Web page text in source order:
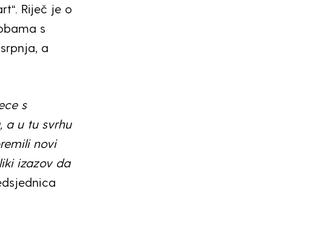
Riječ je o
s
a
s
a u tu svrhu
novi
izazov da